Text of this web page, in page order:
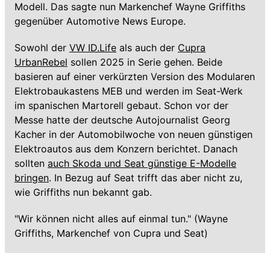
Modell. Das sagte nun Markenchef Wayne Griffiths
gegenüber Automotive News Europe.
Sowohl der VW ID.Life als auch der Cupra
UrbanRebel sollen 2025 in Serie gehen. Beide
basieren auf einer verkürzten Version des Modularen
Elektrobaukastens MEB und werden im Seat-Werk
im spanischen Martorell gebaut. Schon vor der
Messe hatte der deutsche Autojournalist Georg
Kacher in der Automobilwoche von neuen günstigen
Elektroautos aus dem Konzern berichtet. Danach
sollten auch Skoda und Seat günstige E-Modelle
bringen. In Bezug auf Seat trifft das aber nicht zu,
wie Griffiths nun bekannt gab.
"Wir können nicht alles auf einmal tun." (Wayne
Griffiths, Markenchef von Cupra und Seat)